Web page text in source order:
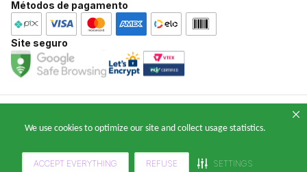
We use cookies to optimize our site and collect usage statistics.
ACCEPT EVERYTHING REFUSE SETTINGS
Atendimento WhatsApp: (11) 2391-0220
E-mail: falecomklabinforyou@klabin.com.br
Métodos de pagamento
Site seguro
05.905.802/0001-64 Avenida Brigadeiro Faria Lima, nº 949 - Pinheiros, São